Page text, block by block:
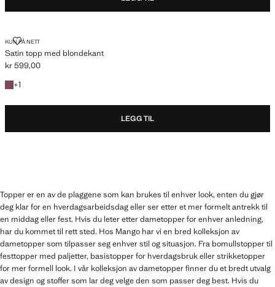
KUN PÅ NETT
Satin topp med blondekant
SATIN TOPP MED BLONDEKANT
Gjeldende pris [kr 599,00 ]
kr 599,00
+1
+1 farge
LEGG TIL
Topper er en av de plaggene som kan brukes til enhver look, enten du gjør
deg klar for en hverdagsarbeidsdag eller ser etter et mer formelt antrekk til
en middag eller fest. Hvis du leter etter dametopper for enhver anledning,
har du kommet til rett sted. Hos Mango har vi en bred kolleksjon av
dametopper som tilpasser seg enhver stil og situasjon. Fra bomullstopper til
festtopper med paljetter, basistopper for hverdagsbruk eller strikketopper
for mer formell look. I vår kolleksjon av dametopper finner du et bredt utvalg
av design og stoffer som lar deg velge den som passer deg best. Hvis du